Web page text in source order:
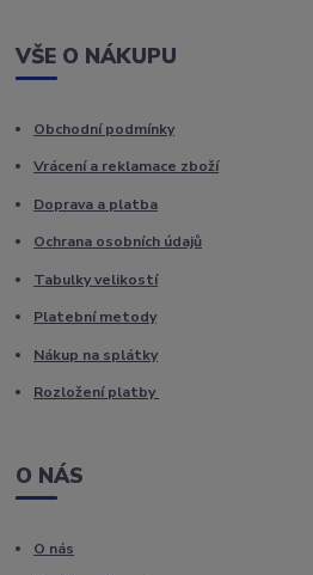
VŠE O NÁKUPU
Obchodní podmínky
Vrácení a reklamace zboží
Doprava a platba
Ochrana osobních údajů
Tabulky velikostí
Platební metody
Nákup na splátky
Rozložení platby
O NÁS
O nás